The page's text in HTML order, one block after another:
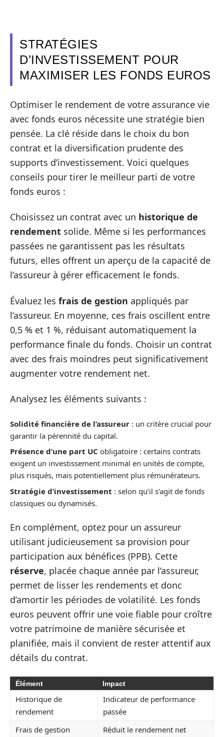
STRATÉGIES
D’INVESTISSEMENT POUR
MAXIMISER LES FONDS EUROS
Optimiser le rendement de votre assurance vie
avec fonds euros nécessite une stratégie bien
pensée. La clé réside dans le choix du bon
contrat et la diversification prudente des
supports d’investissement. Voici quelques
conseils pour tirer le meilleur parti de votre
fonds euros :
Choisissez un contrat avec un historique de
rendement solide. Même si les performances
passées ne garantissent pas les résultats
futurs, elles offrent un aperçu de la capacité de
l’assureur à gérer efficacement le fonds.
Évaluez les frais de gestion appliqués par
l’assureur. En moyenne, ces frais oscillent entre
0,5 % et 1 %, réduisant automatiquement la
performance finale du fonds. Choisir un contrat
avec des frais moindres peut significativement
augmenter votre rendement net.
Analysez les éléments suivants :
Solidité financière de l’assureur : un critère crucial pour
garantir la pérennité du capital.
Présence d’une part UC obligatoire : certains contrats
exigent un investissement minimal en unités de compte,
plus risqués, mais potentiellement plus rémunérateurs.
Stratégie d’investissement : selon qu’il s’agit de fonds
classiques ou dynamisés.
En complément, optez pour un assureur
utilisant judicieusement sa provision pour
participation aux bénéfices (PPB). Cette
réserve, placée chaque année par l’assureur,
permet de lisser les rendements et donc
d’amortir les périodes de volatilité. Les fonds
euros peuvent offrir une voie fiable pour croître
votre patrimoine de manière sécurisée et
planifiée, mais il convient de rester attentif aux
détails du contrat.
Élément Impact
Historique de
rendement
Indicateur de performance
passée
Frais de gestion
Réduit le rendement net